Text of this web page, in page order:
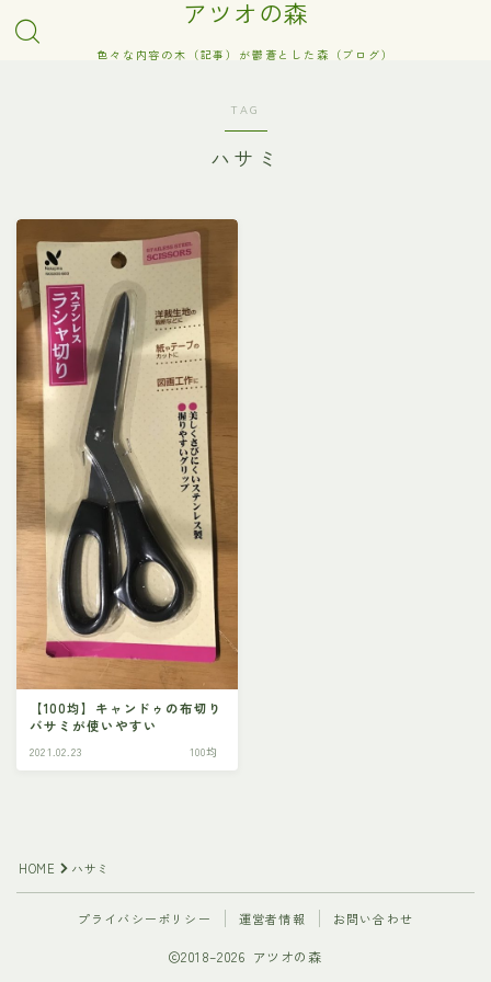
アツオの森
色々な内容の木（記事）が鬱蒼とした森（ブログ）
TAG
ハサミ
【100均】キャンドゥの布切り
バサミが使いやすい
2021.02.23 100均
HOME ハサミ
プライバシーポリシー 運営者情報 お問い合わせ
2018–2026 アツオの森